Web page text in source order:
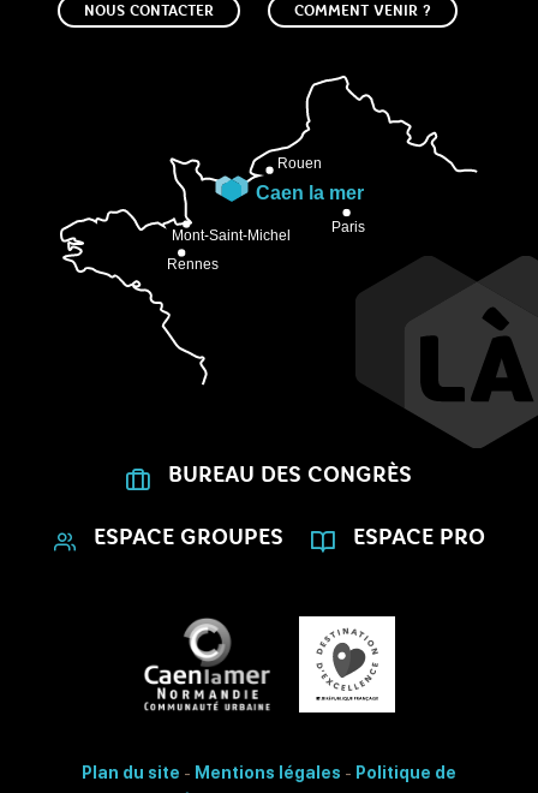
NOUS CONTACTER COMMENT VENIR ?
BUREAU DES CONGRÈS
ESPACE GROUPES ESPACE PRO
Plan du site - Mentions légales - Politique de